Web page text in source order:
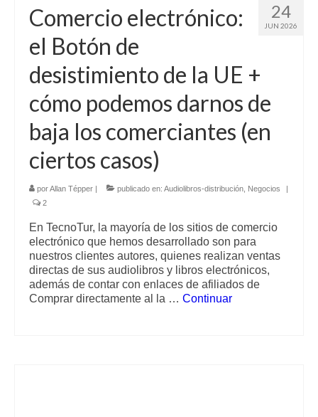
24
JUN 2026
Comercio electrónico:
el Botón de
desistimiento de la UE +
cómo podemos darnos de
baja los comerciantes (en
ciertos casos)
porAllan Tépper publicado en: Audiolibros-distribución Negocios
2
En TecnoTur, la mayoría de los sitios de comercio
electrónico que hemos desarrollado son para
nuestros clientes autores, quienes realizan ventas
directas de sus audiolibros y libros electrónicos,
además de contar con enlaces de afiliados de
Comprar directamente al la … Continuar